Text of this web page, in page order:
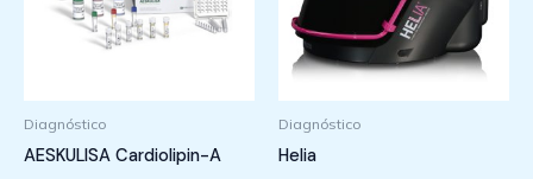
Diagnóstico
AESKULISA Cardiolipin-A
Diagnóstico
Helia